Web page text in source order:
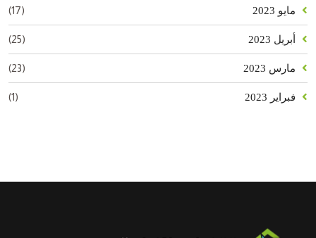
مايو 2023 (17)
أبريل 2023 (25)
مارس 2023 (23)
فبراير 2023 (1)